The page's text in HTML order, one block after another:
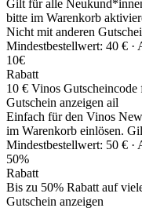
Gilt für alle
bitte im Warenkorb
Nicht mit anderen
Mindestbestellwert: 40 € ·
10€
Rabatt
10 € Vinos
Gutschein anzeigen ail
Einfach für den Vinos
im Warenkorb einlösen.
Mindestbestellwert: 50 € ·
50%
Rabatt
Bis zu 50% Rabatt auf
Gutschein anzeigen